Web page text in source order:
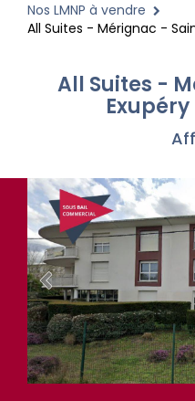
Nos LMNP à vendre
All Suites - Mérignac -
All Suites -